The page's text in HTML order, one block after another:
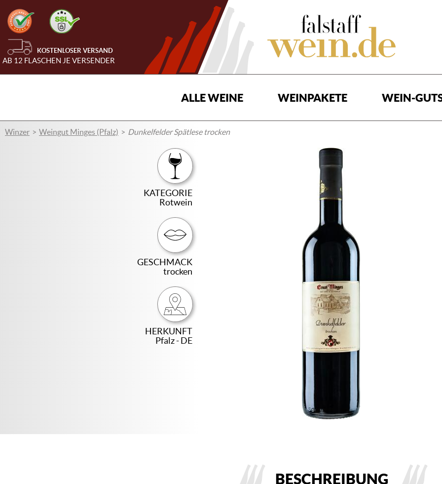
KOSTENLOSER VERSAND
AB 12 FLASCHEN JE VERSENDER
ALLE WEINE WEINPAKETE WEIN-
Winzer Weingut Minges (Pfalz) Dunkelfelder Spätlese trocken
KATEGORIE
Rotwein
GESCHMACK
trocken
HERKUNFT
Pfalz - DE
BESCHREIBUNG